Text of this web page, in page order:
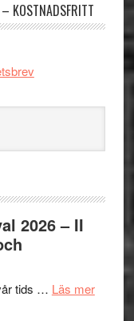
– KOSTNADSFRITT
2026 – II
tids … Läs merom